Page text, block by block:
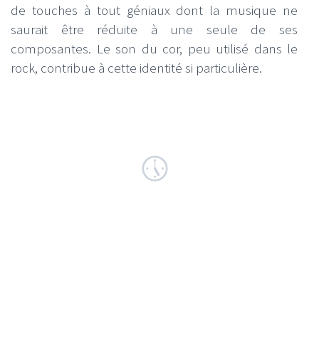
de touches à tout géniaux dont la musique ne
saurait être réduite à une seule de ses
composantes. Le son du cor, peu utilisé dans le
rock, contribue à cette identité si particulière.